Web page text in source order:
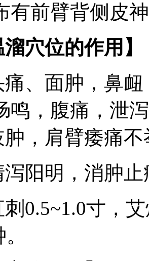
有前臂背侧皮
溜穴位的作用】
痛、面肿，鼻
鸣，腹痛，泄
，肩臂痿痛
阳明，消肿
0.5~1.0寸，